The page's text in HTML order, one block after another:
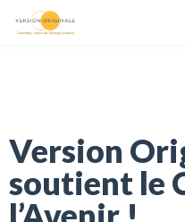
Version
soutient le